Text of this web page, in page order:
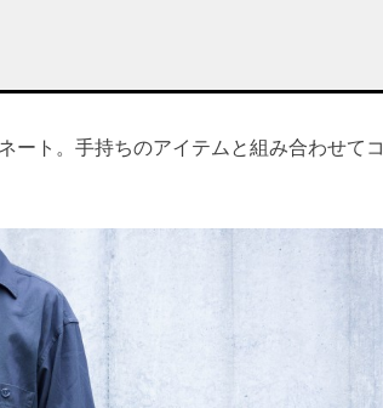
ート。手持ちのアイテムと組み合わせてコ